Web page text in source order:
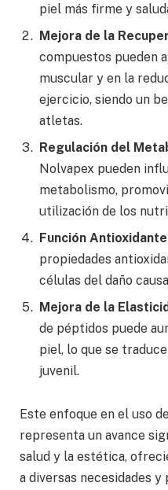
piel más firme y
Mejora de la
compuestos pueden
muscular y en la
ejercicio, siendo un
atletas.
Regulación del
Nolvapex pueden
metabolismo,
utilización de los
Función
propiedades
células del daño
Mejora de la
de péptidos puede
piel, lo que se
juvenil.
Este enfoque en el uso
representa un avance
salud y la estética,
a diversas necesidades